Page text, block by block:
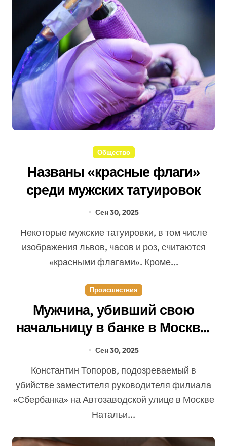
Общество
Названы «красные флаги»
среди мужских татуировок
Сен 30, 2025
Некоторые мужские татуировки, в том числе
изображения львов, часов и роз, считаются
«красными флагами». Кроме...
Происшествия
Мужчина, убивший свою
начальницу в банке в Москве,
не смог объяснить мотивы
Сен 30, 2025
Константин Топоров, подозреваемый в
убийстве заместителя руководителя филиала
«Сбербанка» на Автозаводской улице в Москве
Натальи...